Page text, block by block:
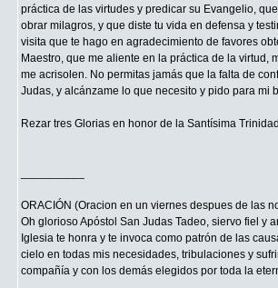
práctica de las virtudes y predicar su Evangelio,
obrar milagros, y que diste tu vida en defensa y
visita que te hago en agradecimiento de favores
Maestro, que me aliente en la práctica de la
me acrisolen. No permitas jamás que la falta de
Judas, y alcánzame lo que necesito y pido para mi
Rezar tres Glorias en honor de la Santísima
ORACIÓN (Oracion en un viernes despues de las
Oh glorioso Apóstol San Judas Tadeo, siervo fiel y
Iglesia te honra y te invoca como patrón de las
cielo en todas mis necesidades, tribulaciones y
compañía y con los demás elegidos por toda la